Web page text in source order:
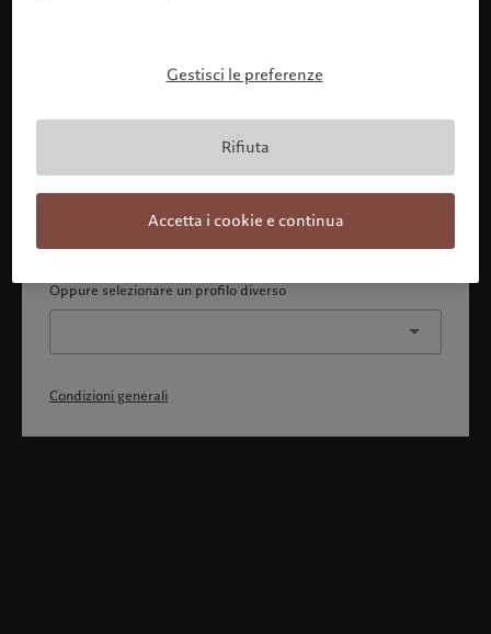
Confermare il proprio profilo
Con la presente dichiaro 1) di aver pienamente compreso
cittadino o residente degli Stati Uniti o del Canada.
Continua
Oppure selezionare un profilo diverso
Condizioni generali
Gestisci le preferenze
Rifiuta
Accetta i cookie e continua